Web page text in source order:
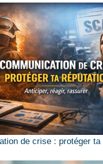
de crise : protéger ta